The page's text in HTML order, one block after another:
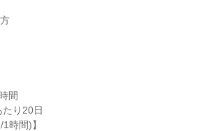
間
り20日
時間)】